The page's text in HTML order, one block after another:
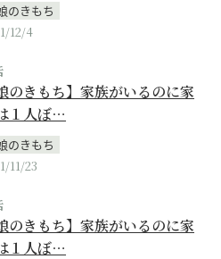
のきもち
12/4
のきもち】家族がいるのに家
１人ぼ…
のきもち
11/23
のきもち】家族がいるのに家
１人ぼ…